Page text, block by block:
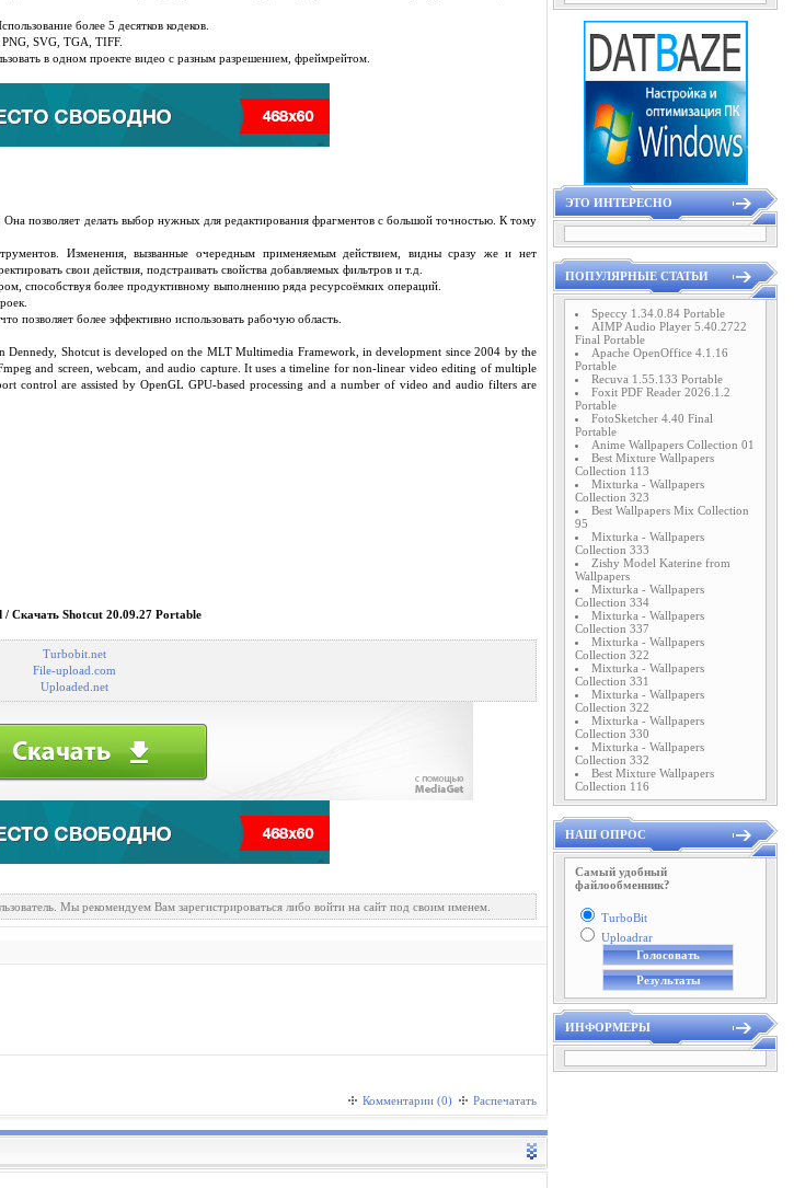
более 5 десятков кодеков.
SVG, TGA, TIFF.
в одном проекте видео с разным разрешением, фреймрейтом.
позволяет делать выбор нужных для редактирования фрагментов с большой точностью. К тому
Изменения, вызванные очередным применяемым действием, видны сразу же и нет
свои действия, подстраивать свойства добавляемых фильтров и т.д.
способствуя более продуктивному выполнению ряда ресурсоёмких операций.
позволяет более эффективно использовать рабочую область.
Shotcut is developed on the MLT Multimedia Framework, in development since 2004 by the
and screen, webcam, and audio capture. It uses a timeline for non-linear video editing of multiple
control are assisted by OpenGL GPU-based processing and a number of video and audio filters are
/ Скачать Shotcut 20.09.27 Portable
Turbobit.net
File-upload.com
Uploaded.net
Мы рекомендуем Вам зарегистрироваться либо войти на сайт под своим именем.
Комментарии (0) Распечатать
ЭТО ИНТЕРЕСНО
ПОПУЛЯРНЫЕ СТАТЬИ
Speccy 1.34.0.84 Portable
AIMP Audio Player 5.40.2722
Final Portable
Apache OpenOffice 4.1.16
Portable
Recuva 1.55.133 Portable
Foxit PDF Reader 2026.1.2
Portable
FotoSketcher 4.40 Final
Portable
Anime Wallpapers Collection 01
Best Mixture Wallpapers
Collection 113
Mixturka - Wallpapers
Collection 323
Best Wallpapers Mix Collection
95
Mixturka - Wallpapers
Collection 333
Zishy Model Katerine from
Wallpapers
Mixturka - Wallpapers
Collection 334
Mixturka - Wallpapers
Collection 337
Mixturka - Wallpapers
Collection 322
Mixturka - Wallpapers
Collection 331
Mixturka - Wallpapers
Collection 322
Mixturka - Wallpapers
Collection 330
Mixturka - Wallpapers
Collection 332
Best Mixture Wallpapers
Collection 116
НАШ ОПРОС
Самый удобный
файлообменник?
TurboBit
Uploadrar
ИНФОРМЕРЫ